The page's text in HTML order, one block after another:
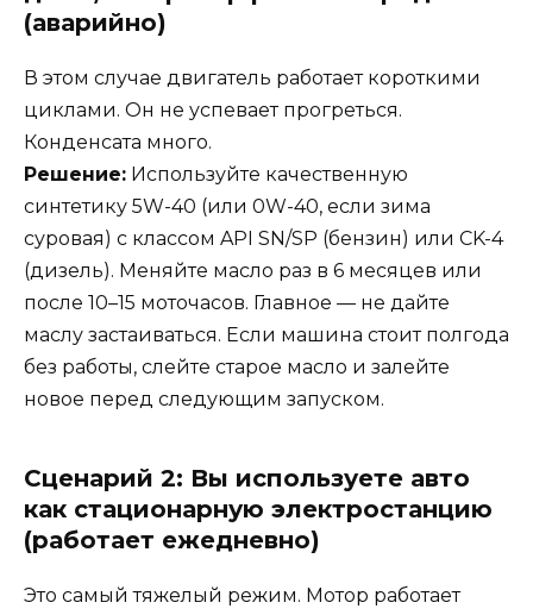
(аварийно)
В этом случае двигатель работает короткими
циклами. Он не успевает прогреться.
Конденсата много.
Решение: Используйте качественную
синтетику 5W-40 (или 0W-40, если зима
суровая) с классом API SN/SP (бензин) или CK-4
(дизель). Меняйте масло раз в 6 месяцев или
после 10–15 моточасов. Главное — не дайте
маслу застаиваться. Если машина стоит полгода
без работы, слейте старое масло и залейте
новое перед следующим запуском.
Сценарий 2: Вы используете авто
как стационарную электростанцию
(работает ежедневно)
Это самый тяжелый режим. Мотор работает